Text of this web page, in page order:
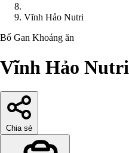
Vĩnh Hảo Nutri
Bổ Gan Khoáng ăn
Vĩnh Hảo Nutri
Chia sẻ